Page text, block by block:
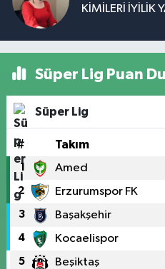
KİMİLERİ İYİLİK
Süper Lig Puan
Süper Lig
# Takım
1 Amed
2 Erzurumspor FK
3 Başakşehir
4 Kocaelispor
5 Beşiktaş